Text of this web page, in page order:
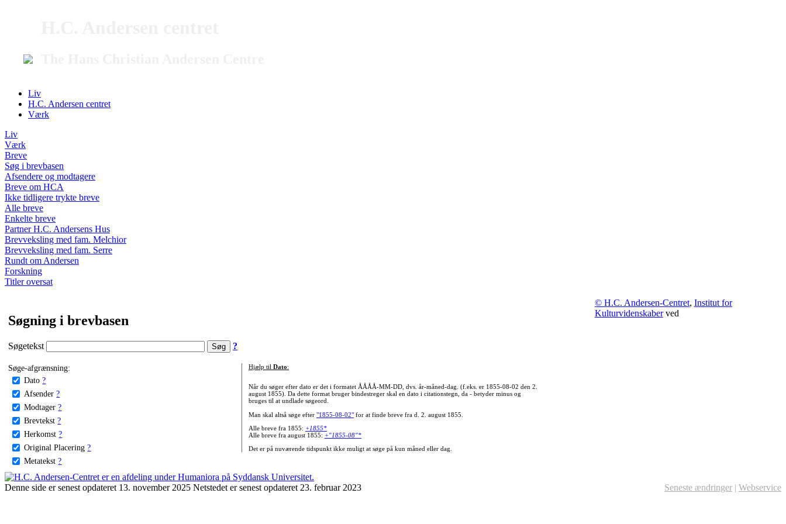
Liv
H.C. Andersen centret
Værk
Liv
Værk
Breve
Søg i brevbasen
Afsendere og modtagere
Breve om HCA
Ikke tidligere trykte breve
Alle breve
Enkelte breve
Partner H.C. Andersens Hus
Brevveksling med fam. Melchior
Brevveksling med fam. Serre
Rundt om Andersen
Forskning
Titler oversat
Søgning i brevbasen
Søgetekst ?
Søge-afgrænsning:
Dato ?
Afsender ?
Modtager ?
Brevtekst ?
Herkomst ?
Original Placering ?
Metatekst ?
Hjælp til Dato:
Når du søger efter dato er det i formatet ÅÅÅÅ-MM-DD, dvs. år-måned-dag. (f.eks. er 1855-08-02 den 2.
august 1855). Da dette format bruger bindestreger skal en dato i citationstegn, da - betyder minus og
bruges til at undlade søgeord.
Man skal altså søge efter "1855-08-02"for at finde breve fra d. 2. august 1855.
Alle breve fra 1855: +1855*
Alle breve fra august 1855: +"1855-08"*
Det er på nuværende tidspunkt ikke muligt at søge på kun måned eller dag.
© H.C. Andersen-Centret, Institut for
Kulturvidenskaberved
Denne side er senest opdateret 13. november 2025 Netstedet er senest opdateret 23. februar 2023 Seneste ændringer | Webservice